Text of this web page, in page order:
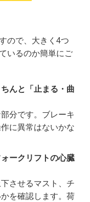
ので、大きく4つ
いるのか簡単にご
んと「止まる・曲
分です。ブレーキ
に異常はないかな
ークリフトの心臓
させるマスト、チ
を確認します。荷